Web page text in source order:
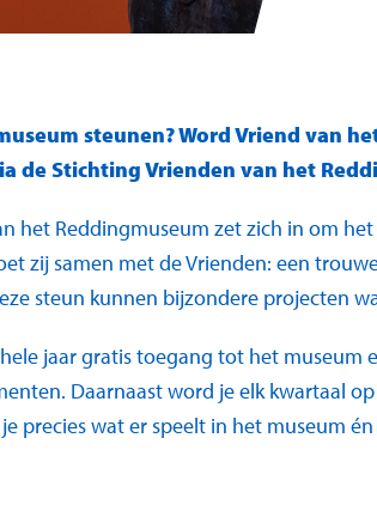
steunen? Word Vriend van
de Stichting Vrienden van het
het Reddingmuseum zet zich in om
zij samen met de Vrienden: een
steun kunnen bijzondere projecten
jaar gratis toegang tot het museum
Daarnaast word je elk kwartaal
precies wat er speelt in het museum